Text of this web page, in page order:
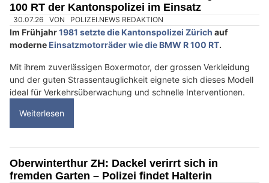
Diamonds Body GmbH mit System: Laserhaarentfernung, Gesichts- &
Tattooentfernung
EM Haustechnik GmbH: Ihr Spezialist für Alarmanlagen und Sicherheitslösungen